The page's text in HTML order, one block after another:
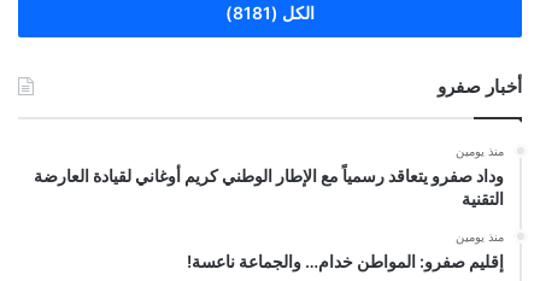
الكل (8181)
أخبار صفرو
منذ يومين
وداد صفرو يتعاقد رسمياً مع الإطار الوطني كريم أوغاني لقيادة العارضة
التقنية
منذ يومين
إقليم صفرو: المواطن خدام… والجماعة ناعسة!